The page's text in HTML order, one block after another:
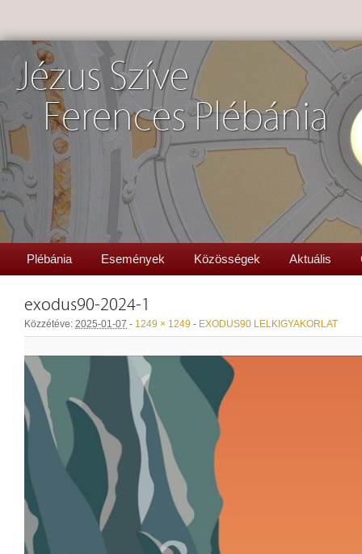
Jézus Szíve
Ferences Plébánia
Plébánia Események Közösségek Aktuális
exodus90-2024-1
Közzétéve: 2025-01-07 - 1249 × 1249 - EXODUS90 LELKIGYAKORLAT